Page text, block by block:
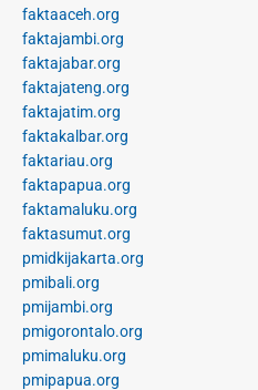
faktaaceh.org
faktajambi.org
faktajabar.org
faktajateng.org
faktajatim.org
faktakalbar.org
faktariau.org
faktapapua.org
faktamaluku.org
faktasumut.org
pmidkijakarta.org
pmibali.org
pmijambi.org
pmigorontalo.org
pmimaluku.org
pmipapua.org